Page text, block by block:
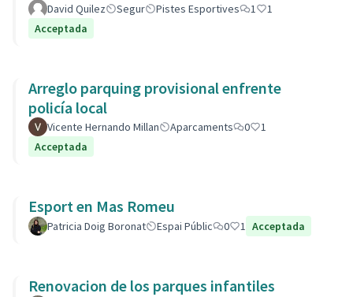
David Quilez Segur Pistes Esportives 1
1
Acceptada
Arreglo parquing provisional enfrente
policía local
Vicente Hernando Millan Aparcaments 0
1
Acceptada
Esport en Mas Romeu
Patricia Doig Boronat Espai Públic 0 1 Acceptada
Renovacion de los parques infantiles